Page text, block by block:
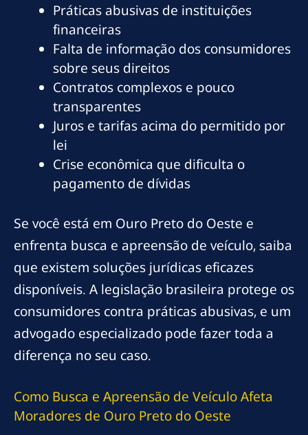
Práticas abusivas de instituições
financeiras
Falta de informação dos consumidores
sobre seus direitos
Contratos complexos e pouco
transparentes
Juros e tarifas acima do permitido por
lei
Crise econômica que dificulta o
pagamento de dívidas
Se você está em Ouro Preto do Oeste e
enfrenta busca e apreensão de veículo, saiba
que existem soluções jurídicas eficazes
disponíveis. A legislação brasileira protege os
consumidores contra práticas abusivas, e um
advogado especializado pode fazer toda a
diferença no seu caso.
Como Busca e Apreensão de Veículo Afeta
Moradores de Ouro Preto do Oeste